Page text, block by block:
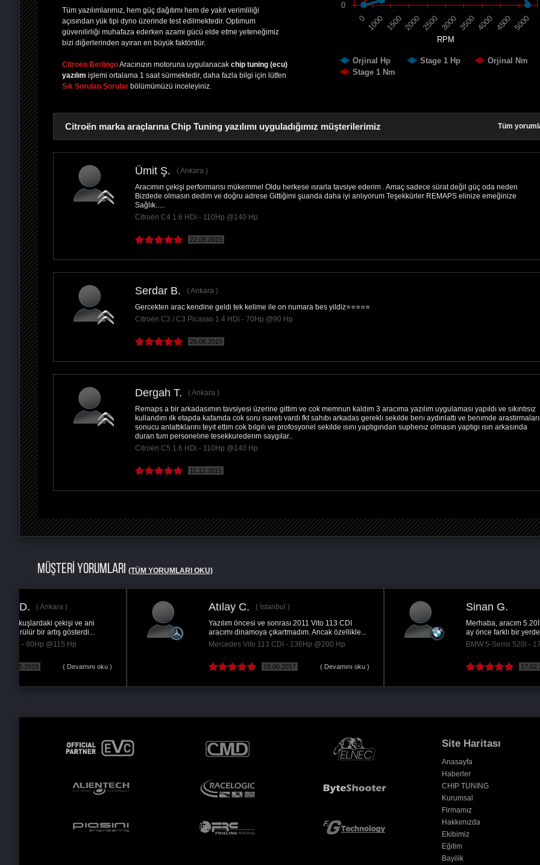
PAYLAŞ
Tüm yazılımlarımız, hem güç dağıtımı hem de yakıt verimliliği
açısından yük tipi dyno üzerinde test edilmektedir. Optimum
güvenilirliği muhafaza ederken azami gücü elde etme yeteneğimiz
bizi diğerlerinden ayıran en büyük faktördür.
Citroën BerlingoAracınızın motoruna uygulanacak chip tuning (ecu)
yazılım işlemi ortalama 1 saat sürmektedir, daha fazla bilgi için lütfen
Sık Sorulan Sorular bölümümüzü inceleyiniz.
RPM
Orjinal Hp Stage 1 Hp
Orjinal Nm
Stage 1 Nm
0 1000 150020002500 30003500 4000 4500 5000
0
Citroën marka araçlarına Chip Tuning yazılımı uyguladığımız müşterilerimiz Tüm
Ümit Ş.
Ankara
Aracımın çekişi performansı mükemmel Oldu herkese ısrarla tavsiye ederim . Amaç sadece sürat değil güç oda neden
Bizdede olmasın dedim ve doğru adrese Gittiğimi şuanda daha iyi anlıyorum Teşekkürler REMAPS elinize emeğinize
Sağlık.....
Citroën C4 1.6 HDi - 110Hp @140 Hp
22.06.2015
Serdar B.
Ankara
Gercekten arac kendine geldi tek kelime ile on numara bes yildiz⭐️⭐️⭐️⭐️⭐️
Citroën C3 / C3 Picasso 1.4 HDi - 70Hp @90 Hp
26.06.2015
Dergah T.
Ankara
Remaps a bir arkadasımın tavsiyesi üzerine gittim ve cok memnun kaldım 3 aracıma yazılım uygulaması yapıldı ve sıkıntısız
kullandım ılk etapda kafamda cok soru ısaretı vardı fkt sahıbı arkadas gereklı sekılde benı aydınlattı ve benımde
sonucu anlattıklarını teyıt ettım cok bılgılı ve profosyonel sekılde ısını yaptıgından suphenız olmasın yaptıgı ısın arkasında
duran tum personelıne tesekkurederım saygılar..
Citroën C5 1.6 HDi - 110Hp @140 Hp
11.12.2015
MÜŞTERİ YORUMLARI (TÜM YORUMLARI OKU)
İstanbul
Yazılım öncesi ve sonrası 2011 Vito 113 CDI
aracımı dinamoya çıkartmadım. Ancak özellikle...
Mercedes Vito 113 CDI - 136Hp @200 Hp
( Devamını oku )
Merhaba, aracım 5.20İ 2014 F10 kasa. Yaklaşık 3
ay önce farklı bir yerde aracıma Stage1 yazılım...
BMW 5-Serisi 520i - 170Hp @220 Hp
( Devamını oku )
Site Haritası
Anasayfa
Haberler
CHIP TUNING
Kurumsal
Firmamız
Hakkımızda
Ekibimiz
Eğitim
Bayilik